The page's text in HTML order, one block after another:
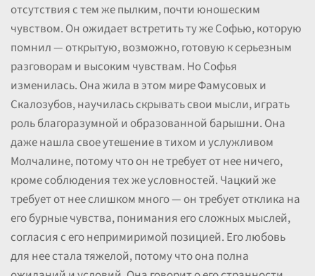
отсутствия с тем же пылким, почти юношеским
чувством. Он ожидает встретить ту же Софью, которую
помнил — открытую, возможно, готовую к серьезным
разговорам и высоким чувствам. Но Софья
изменилась. Она жила в этом мире Фамусовых и
Скалозубов, научилась скрывать свои мысли, играть
роль благоразумной и образованной барышни. Она
даже нашла свое утешение в тихом и услужливом
Молчалине, потому что он не требует от нее ничего,
кроме соблюдения тех же условностей. Чацкий же
требует от нее слишком много — он требует отклика на
его бурные чувства, понимания его сложных мыслей,
согласия с его непримиримой позицией. Его любовь
для нее стала тяжелой, потому что она полна